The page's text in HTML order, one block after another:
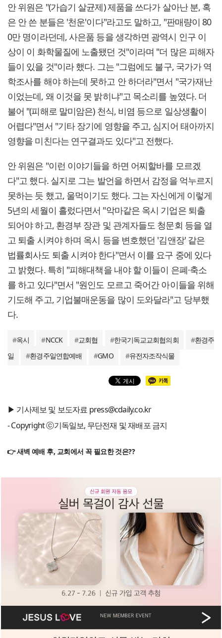
안 위원은 "(가습기 살균제) 제품을 쓰다가 살아난 분, 혹
은 안 쓴 분들은 '천운'이다"라고도 말하고, "판매량이 80
0만 명이라던데, 사은품 등을 생각하면 광역시 인구 이
상이 이 화학물질에 노출됐던 것"이라며 "더 많은 피해자
들이 있을 것"이라 했다. 그는 "그럼에도 불구, 국가가 역
학조사를 해야 하는데 못하고 안 하더라"면서 "국가재난
이었는데, 왜 이것을 못 밝히냐"고 목소리를 높였다. 더
불어 "(피해로 말미암은) 천식, 비염 등으로 일상생활이
어렵다"면서 "기타 장기에 영향을 주고, 심지어 태아까지
영향을 미친다는 연구결과도 있다"고 전했다.
안 위원은 "이런 이야기들을 하면 어찌할바를 모르겠
다"고 했다. 실지로 그는 발언을 하면서 감정을 억누르지
못하는 듯 했고, 울먹이기도 했다. 그는 자신에게 이렇게
5년의 세월이 흘렀다면서 "악마같은 옥시 기업은 퇴출
되어야 하고, 환경부 장관 및 관계자들도 청문회 등을 열
고 퇴출 시켜야 하며 옥시 등을 변호했던 '김앤장' 같은
법률회사도 퇴출 시켜야 한다"면서 이를 요구 중에 있다
고 밝혔다. 특히 "피해대책을 내야 할 이들이 은폐·축소
를 하고 있다"면서 "원인도 모르고 죽어간 아이들을 위해
기도해 주고, 기업불매운동을 많이 도와달라"고 당부했
다.
#옥시 #NCCK #교회협 #한국기독교교회협의회 #환경주
일
#환경주일연합예배 #GMO #유전자조작식물
▶ 기사제보 및 보도자료 press@cdaily.co.kr
- Copyright ⓒ기독일보, 무단전재 및 재배포 금지
👉 새벽 예배 후, 교회에서 꼭 필요한 것은??